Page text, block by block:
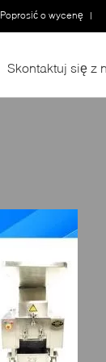
Poprosić o wycenę |
Skontaktuj się z